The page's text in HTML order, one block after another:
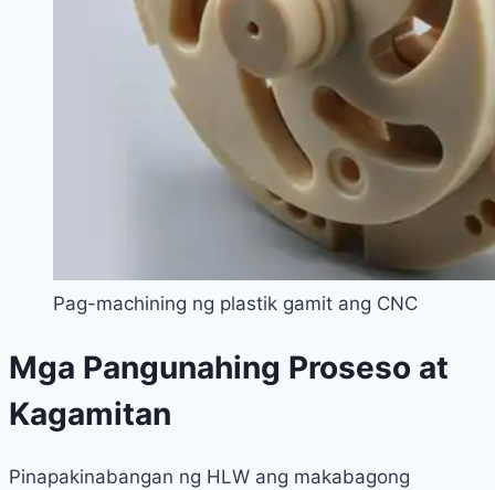
Pag-machining ng plastik gamit ang CNC
Mga Pangunahing Proseso at
Kagamitan
Pinapakinabangan ng HLW ang makabagong